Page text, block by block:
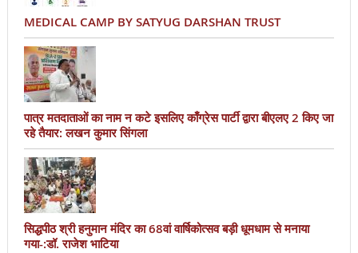
MEDICAL CAMP BY SATYUG DARSHAN TRUST
पात्र मतदाताओं का नाम न कटे इसलिए काँग्रेस पार्टी द्वारा बीएलए 2 किए जा
रहे तैयार: लखन कुमार सिंगला
सिद्धपीठ श्री हनुमान मंदिर का 68वां वार्षिकोत्सव बड़ी धूमधाम से मनाया
गया-:डॉ. राजेश भाटिया